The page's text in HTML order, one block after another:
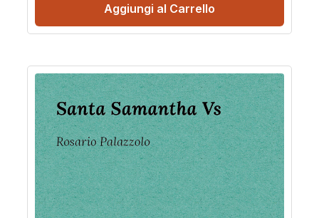
Aggiungi al Carrello